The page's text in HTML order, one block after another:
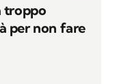
troppo
per non fare